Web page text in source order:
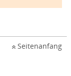
Seitenanfang